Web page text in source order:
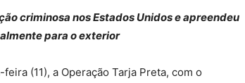
criminosa nos Estados Unidos e apreendeu
para o exterior
(11), a Operação Tarja Preta, com o